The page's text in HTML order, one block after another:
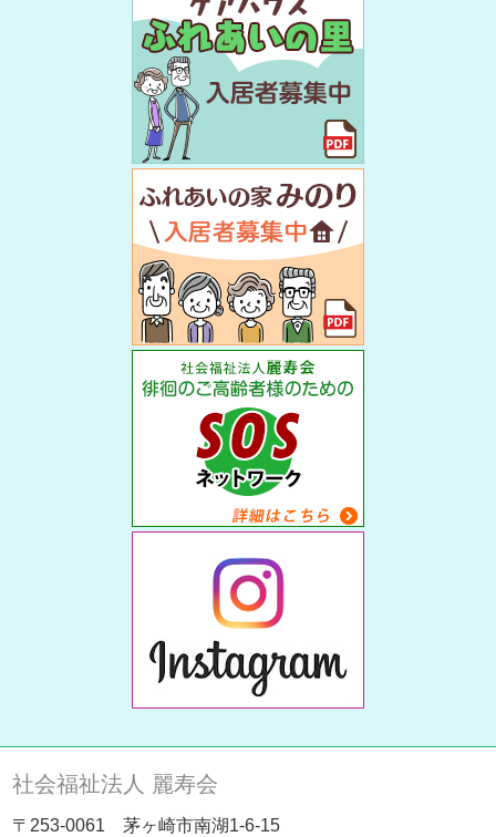
社会福祉法人 麗寿会
〒253-0061 茅ヶ崎市南湖1-6-15